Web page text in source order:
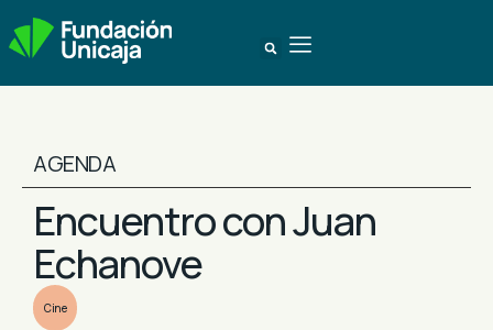
AGENDA
Encuentro con Juan
Echanove
Cine